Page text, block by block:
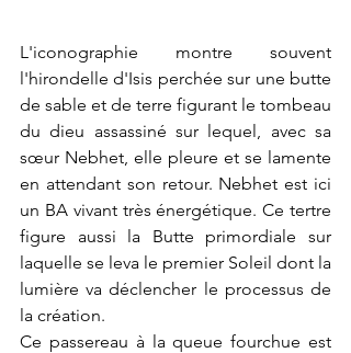
L'iconographie montre souvent
l'hirondelle d'Isis perchée sur une butte
de sable et de terre figurant le tombeau
du dieu assassiné sur lequel, avec sa
sœur Nebhet, elle pleure et se lamente
en attendant son retour. Nebhet est ici
un BA vivant très énergétique. Ce tertre
figure aussi la Butte primordiale sur
laquelle se leva le premier Soleil dont la
lumière va déclencher le processus de
la création.
Ce passereau à la queue fourchue est